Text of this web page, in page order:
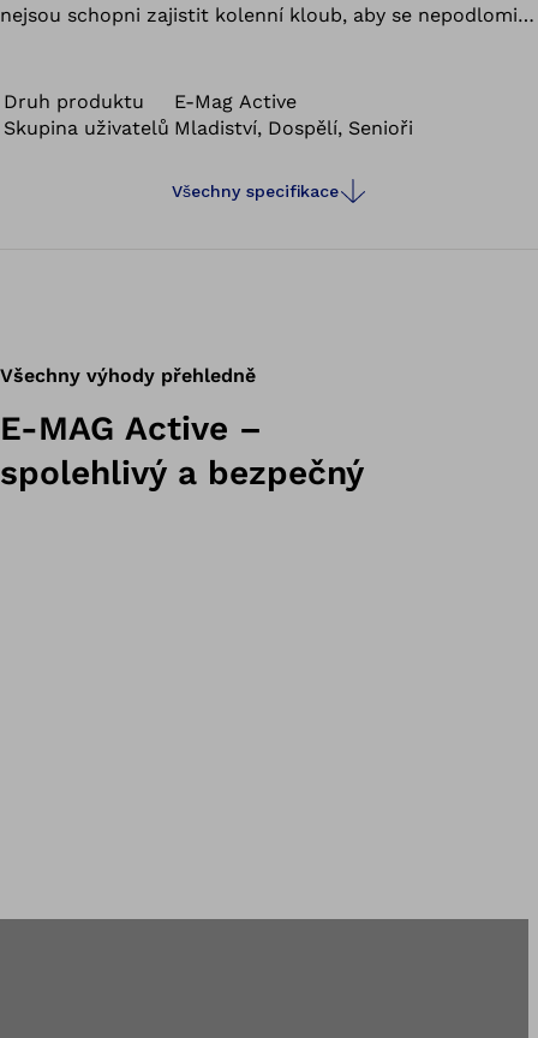
nejsou schopni zajistit kolenní kloub, aby se nepodlomil,
Druh produktu
E-Mag Active
Skupina uživatelů Mladiství, Dospělí, Senioři
Všechny specifikace
Všechny výhody přehledně
E-MAG Active –
spolehlivý a bezpečný